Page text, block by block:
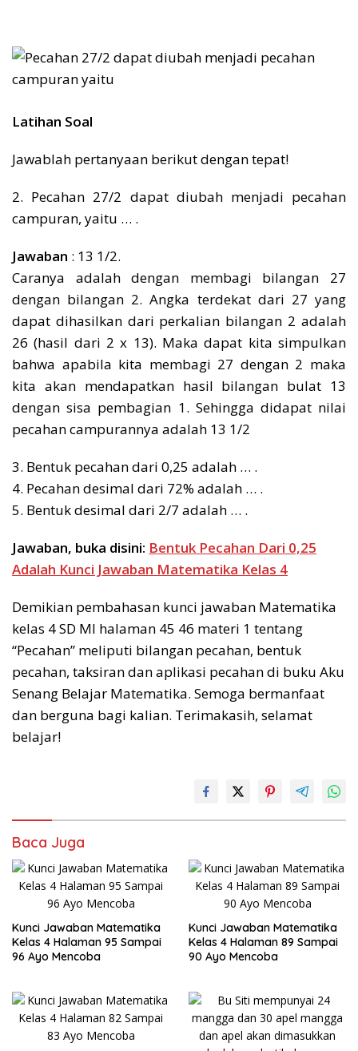
Latihan Soal
Jawablah pertanyaan berikut dengan tepat!
2. Pecahan 27/2 dapat diubah menjadi pecahan
campuran, yaitu … .
Jawaban : 13 1/2.
Caranya adalah dengan membagi bilangan 27
dengan bilangan 2. Angka terdekat dari 27 yang
dapat dihasilkan dari perkalian bilangan 2 adalah
26 (hasil dari 2 x 13). Maka dapat kita simpulkan
bahwa apabila kita membagi 27 dengan 2 maka
kita akan mendapatkan hasil bilangan bulat 13
dengan sisa pembagian 1. Sehingga didapat nilai
pecahan campurannya adalah 13 1/2
3. Bentuk pecahan dari 0,25 adalah … .
4. Pecahan desimal dari 72% adalah … .
5. Bentuk desimal dari 2/7 adalah … .
Jawaban, buka disini: Bentuk Pecahan Dari 0,25
Adalah Kunci Jawaban Matematika Kelas 4
Demikian pembahasan kunci jawaban Matematika
kelas 4 SD MI halaman 45 46 materi 1 tentang
“Pecahan” meliputi bilangan pecahan, bentuk
pecahan, taksiran dan aplikasi pecahan di buku Aku
Senang Belajar Matematika. Semoga bermanfaat
dan berguna bagi kalian. Terimakasih, selamat
belajar!
Baca Juga
Kunci Jawaban Matematika
Kelas 4 Halaman 95 Sampai
96 Ayo Mencoba
Kunci Jawaban Matematika
Kelas 4 Halaman 89 Sampai
90 Ayo Mencoba